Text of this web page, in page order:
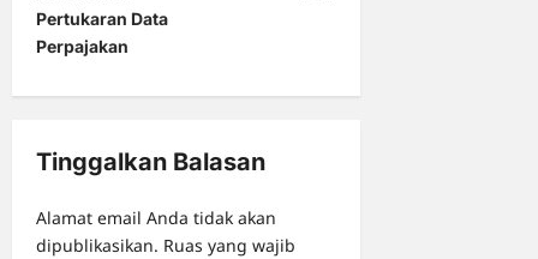
a
v
i
a
i
Pertukaran Data
Perpajakan
Tinggalkan Balasan
Alamat email Anda tidak akan
dipublikasikan. Ruas yang wajib